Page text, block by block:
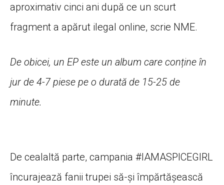
aproximativ cinci ani după ce un scurt
fragment a apărut ilegal online, scrie NME.
De obicei, un EP este un album care conține în
jur de 4-7 piese pe o durată de 15-25 de
minute.
De cealaltă parte, campania #IAMASPICEGIRL
încurajează fanii trupei să-și împărtășească